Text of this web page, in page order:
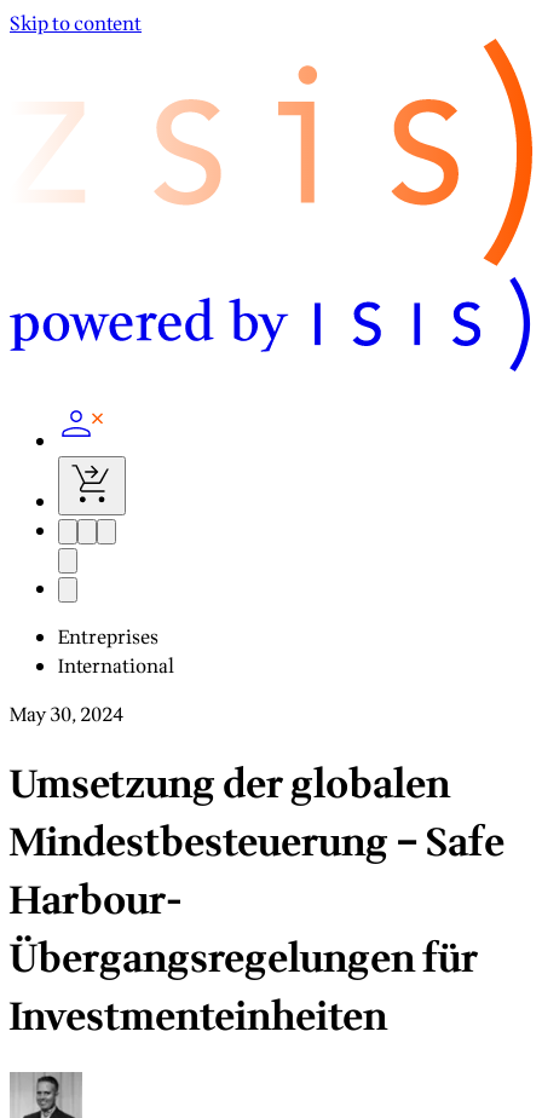
Skip to content
Entreprises
International
May 30, 2024
Umsetzung der globalen
Mindestbesteuerung – Safe
Harbour-
Übergangsregelungen für
Investmenteinheiten